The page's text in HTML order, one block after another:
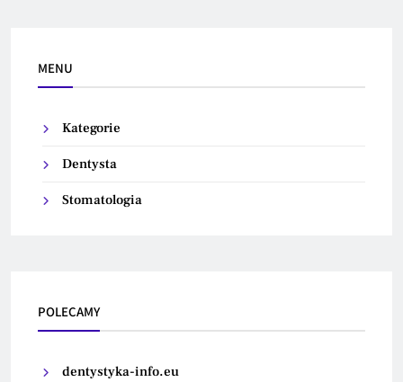
MENU
Kategorie
Dentysta
Stomatologia
POLECAMY
dentystyka-info.eu